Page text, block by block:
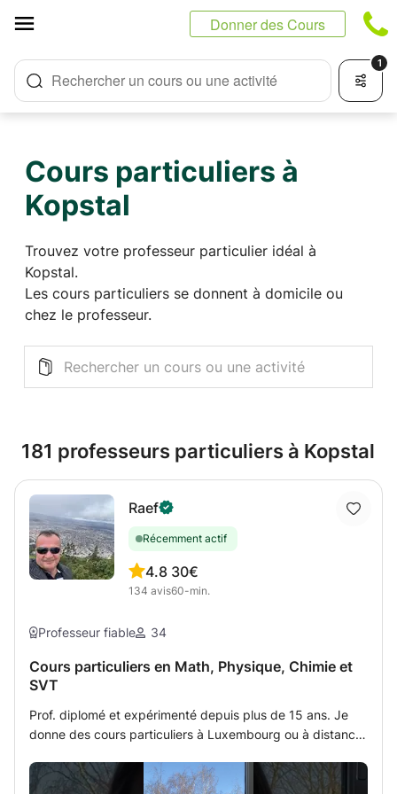
Donner des Cours
Rechercher un cours ou une activité
1
Cours particuliers à
Kopstal
Trouvez votre professeur particulier idéal à
Kopstal.
Les cours particuliers se donnent à domicile ou
chez le professeur.
181 professeurs particuliers à Kopstal
Raef
Récemment actif
4.8
134 avis
30€
60-min.
Professeur fiable 34
Cours particuliers en Math, Physique, Chimie et
SVT
Prof. diplomé et expérimenté depuis plus de 15 ans. Je
donne des cours particuliers à Luxembourg ou à distance
PROFESSIONNELLE TRES MODERNISEE qui fonctionne en